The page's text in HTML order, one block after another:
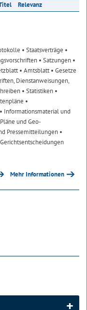
Relevanz
• Staatsverträge •
• Satzungen •
• Amtsblatt• Gesetze
Dienstanweisungen,
• Statistiken •
•
• Informationsmaterial und
und Geo-
Pressemitteilungen •
Mehr Informationen